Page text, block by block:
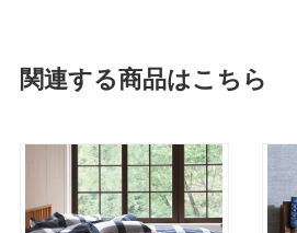
関連する商品はこちら